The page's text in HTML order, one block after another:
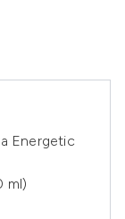
Energetic
ml)